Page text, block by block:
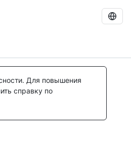
Для повышения
справку по